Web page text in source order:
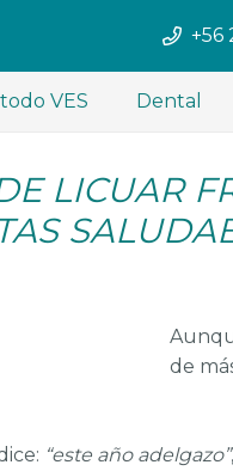
+56
VES Dental
LICUAR
de
“este año adelgazo”,